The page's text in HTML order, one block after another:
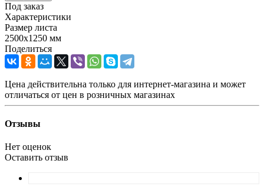
Под заказ
Характеристики
Размер листа
2500х1250 мм
Поделиться
Цена действительна только для интернет-магазина и может
отличаться от цен в розничных магазинах
Отзывы
Нет оценок
Оставить отзыв